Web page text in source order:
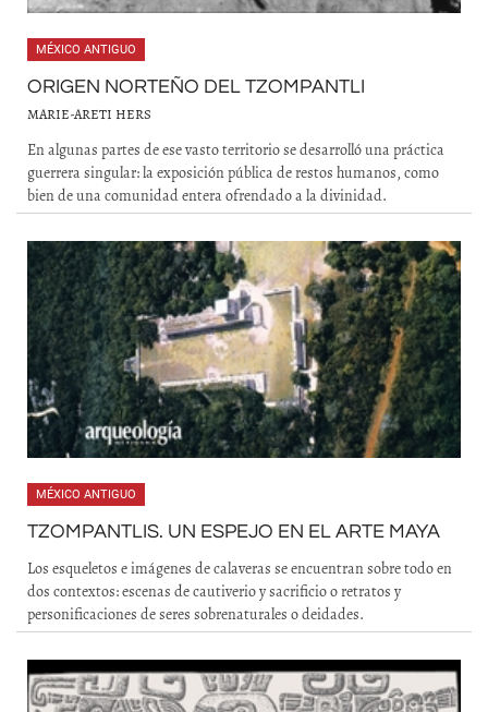
MÉXICO ANTIGUO
ORIGEN NORTEÑO DEL TZOMPANTLI
MARIE-ARETI HERS
En algunas partes de ese vasto territorio se desarrolló una práctica
guerrera singular: la exposición pública de restos humanos, como
bien de una comunidad entera ofrendado a la divinidad.
MÉXICO ANTIGUO
TZOMPANTLIS. UN ESPEJO EN EL ARTE MAYA
Los esqueletos e imágenes de calaveras se encuentran sobre todo en
dos contextos: escenas de cautiverio y sacrificio o retratos y
personificaciones de seres sobrenaturales o deidades.